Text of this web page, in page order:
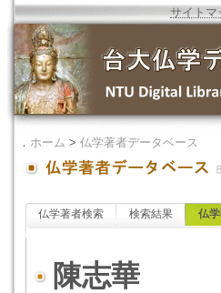
サイトマ
． ホーム > 仏学著者データベース
仏学著者検索 検索結果 仏
陳志華